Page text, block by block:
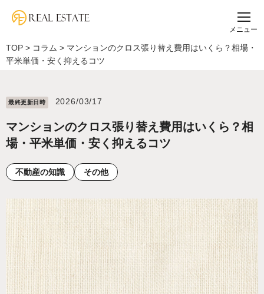
メニュー
TOP > コラム > マンションのクロス張り替え費用はいくら？相場・
平米単価・安く抑えるコツ
最終更新⽇時 2026/03/17
マンションのクロス張り替え費用はいくら？相
場・平米単価・安く抑えるコツ
不動産の知識 その他